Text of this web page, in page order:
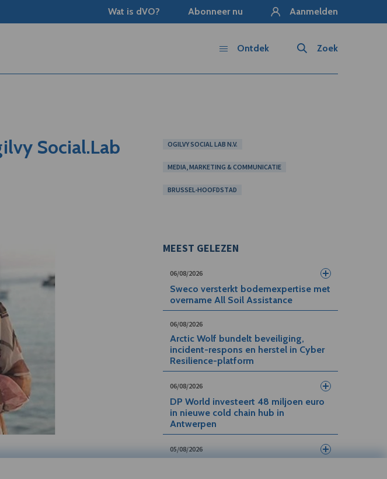
Wat is dVO? Abonneer nu Aanmelden
Zoek
Ontdek
Social.Lab OGILVY SOCIAL LAB N.V.
MEDIA, MARKETING & COMMUNICATIE
BRUSSEL-HOOFDSTAD
MEEST GELEZEN
06/08/2026
Sweco versterkt bodemexpertise met
overname All Soil Assistance
06/08/2026
Arctic Wolf bundelt beveiliging,
incident-respons en herstel in Cyber
Resilience-platform
06/08/2026
DP World investeert 48 miljoen euro
in nieuwe cold chain hub in
Antwerpen
05/08/2026